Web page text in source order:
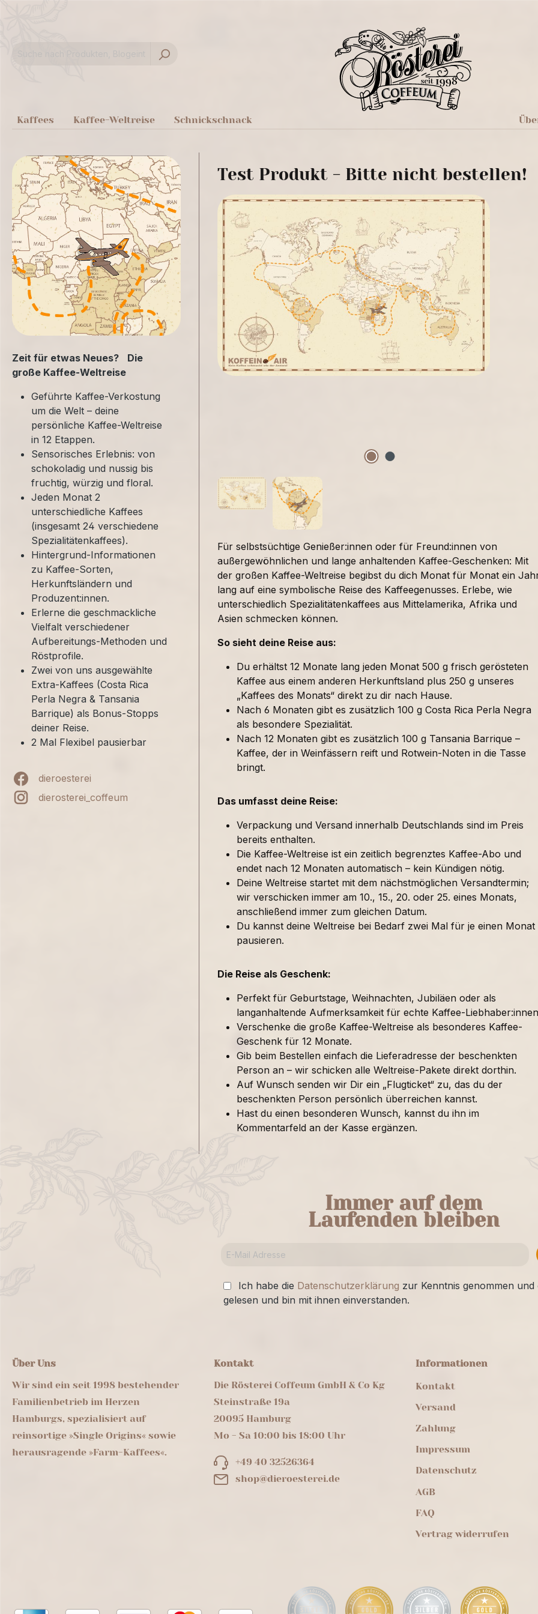
Kaffees Kaffee-Weltreise Schnickschnack
Zeit für etwas Neues? Die
große Kaffee-Weltreise
Geführte Kaffee-Verkostung
um die Welt – deine
persönliche Kaffee-Weltreise
in 12 Etappen.
Sensorisches Erlebnis: von
schokoladig und nussig bis
fruchtig, würzig und floral.
Jeden Monat 2
unterschiedliche Kaffees
(insgesamt 24 verschiedene
Spezialitätenkaffees).
Hintergrund-Informationen
zu Kaffee-Sorten,
Herkunftsländern und
Produzent:innen.
Erlerne die geschmackliche
Vielfalt verschiedener
Aufbereitungs-Methoden und
Röstprofile.
Zwei von uns ausgewählte
Extra-Kaffees (Costa Rica
Perla Negra & Tansania
Barrique) als Bonus-Stopps
deiner Reise.
2 Mal Flexibel pausierbar
dieroesterei
dierosterei_coffeum
Test Produkt - Bitte nicht bestellen!
Für selbstsüchtige Genießer:innen oder für Freund:innen von
außergewöhnlichen und lange anhaltenden Kaffee-Geschenken: Mit
der großen Kaffee-Weltreise begibst du dich Monat für Monat ein
lang auf eine symbolische Reise des Kaffeegenusses. Erlebe, wie
unterschiedlich Spezialitätenkaffees aus Mittelamerika, Afrika und
Asien schmecken können.
So sieht deine Reise aus:
Du erhältst 12 Monate lang jeden Monat 500 g frisch gerösteten
Kaffee aus einem anderen Herkunftsland plus 250 g unseres
„Kaffees des Monats“ direkt zu dir nach Hause.
Nach 6 Monaten gibt es zusätzlich 100 g Costa Rica Perla Negra
als besondere Spezialität.
Nach 12 Monaten gibt es zusätzlich 100 g Tansania Barrique –
Kaffee, der in Weinfässern reift und Rotwein-Noten in die Tasse
bringt.
Das umfasst deine Reise:
Verpackung und Versand innerhalb Deutschlands sind im Preis
bereits enthalten.
Die Kaffee-Weltreise ist ein zeitlich begrenztes Kaffee-Abo und
endet nach 12 Monaten automatisch – kein Kündigen nötig.
Deine Weltreise startet mit dem nächstmöglichen Versandtermin;
wir verschicken immer am 10., 15., 20. oder 25. eines Monats,
anschließend immer zum gleichen Datum.
Du kannst deine Weltreise bei Bedarf zwei Mal für je einen Monat
pausieren.
Die Reise als Geschenk:
Perfekt für Geburtstage, Weihnachten, Jubiläen oder als
langanhaltende Aufmerksamkeit für echte Kaffee-
Verschenke die große Kaffee-Weltreise als besonderes Kaffee-
Geschenk für 12 Monate.
Gib beim Bestellen einfach die Lieferadresse der beschenkten
Person an – wir schicken alle Weltreise-Pakete direkt dorthin.
Auf Wunsch senden wir Dir ein „Flugticket“ zu, das du der
beschenkten Person persönlich überreichen kannst.
Hast du einen besonderen Wunsch, kannst du ihn im
Kommentarfeld an der Kasse ergänzen.
Immer auf dem
Laufenden bleiben
Ich habe die Datenschutzerklärung zur Kenntnis genommen
gelesen und bin mit ihnen einverstanden.
Über Uns
Wir sind ein seit 1998 bestehender
Familienbetrieb im Herzen
Hamburgs, spezialisiert auf
reinsortige »Single Origins« sowie
herausragende »Farm-Kaffees«.
Kontakt
Die Rösterei Coffeum GmbH & Co Kg
Steinstraße 19a
20095 Hamburg
Mo - Sa 10:00 bis 18:00 Uhr
+49 40 32526364
shop@dieroesterei.de
Informationen
Kontakt
Versand
Zahlung
Impressum
Datenschutz
AGB
FAQ
Vertrag widerrufen